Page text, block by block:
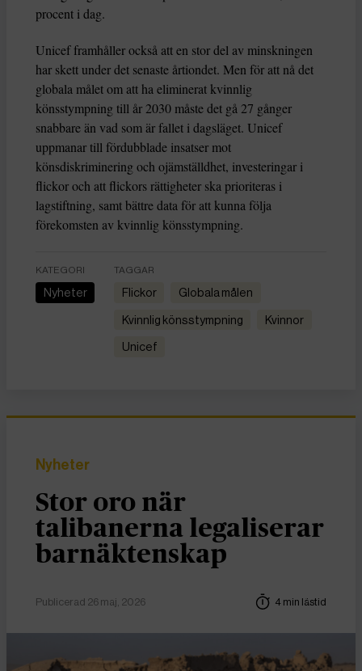
procent i dag.
Unicef framhåller också att en stor del av minskningen
har skett under det senaste årtiondet. Men för att nå det
globala målet om att ha eliminerat kvinnlig
könsstympning till år 2030 måste det gå 27 gånger
snabbare än vad som är fallet i dagsläget. Unicef
uppmanar till fördubblade insatser mot
könsdiskriminering och ojämställdhet, investeringar i
flickor och att flickors rättigheter ska prioriteras i
lagstiftning, samt bättre data för att kunna följa
förekomsten av kvinnlig könsstympning.
KATEGORI
Nyheter
TAGGAR
flickor globala målen
kvinnlig könsstympning kvinnor
unicef
Nyheter
Stor oro när
talibanerna legaliserar
barnäktenskap
Publicerad 26 maj, 2026 4 min lästid